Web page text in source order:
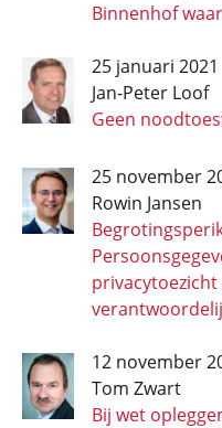
Binnenhof
25 januari 2021
Jan-Peter Loof
Geen
25 november
Rowin Jansen
12 november
Tom Zwart
Bij wet